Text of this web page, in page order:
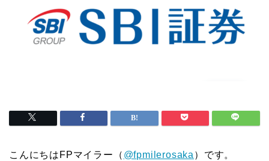
こんにちはFPマイラー（ @fpmilerosaka ）です。